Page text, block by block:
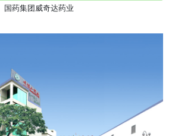
国药集团威奇达药业